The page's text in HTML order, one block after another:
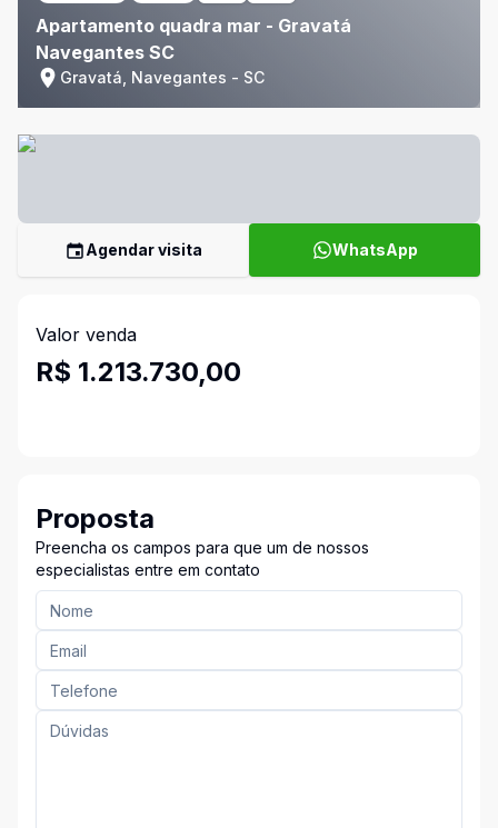
Apartamento quadra mar - Gravatá
Navegantes SC
Gravatá, Navegantes - SC
Agendar visita WhatsApp
Valor venda
R$ 1.213.730,00
Proposta
Preencha os campos para que um de nossos
especialistas entre em contato